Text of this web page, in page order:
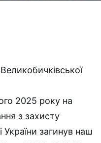
2025 року на
з захисту
України загинув наш